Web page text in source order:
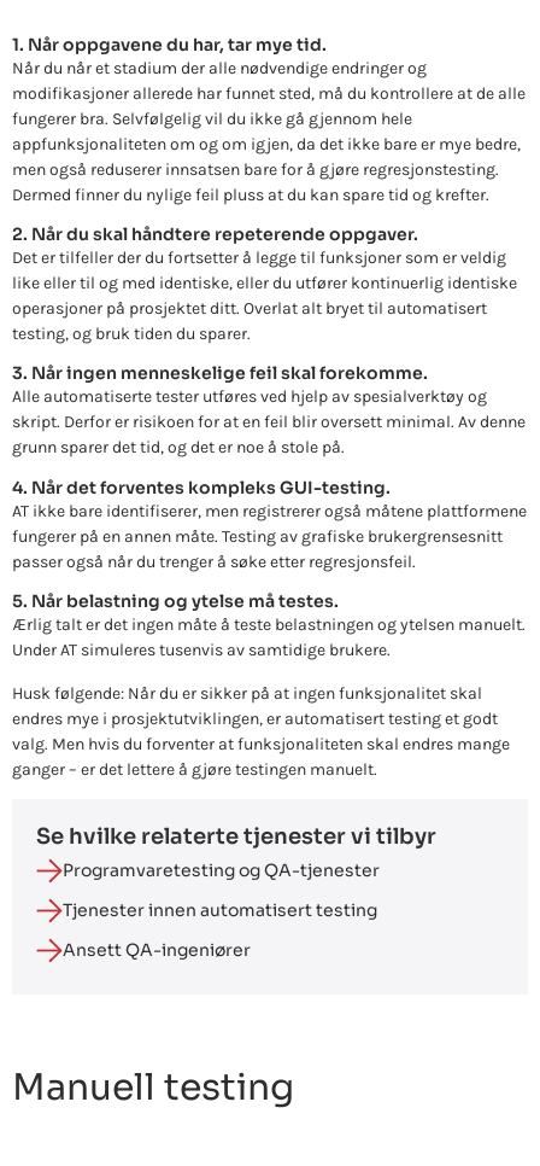
1. Når oppgavene du har, tar mye tid.
Når du når et stadium der alle nødvendige endringer og
modifikasjoner allerede har funnet sted, må du kontrollere at de alle
fungerer bra. Selvfølgelig vil du ikke gå gjennom hele
appfunksjonaliteten om og om igjen, da det ikke bare er mye bedre,
men også reduserer innsatsen bare for å gjøre regresjonstesting.
Dermed finner du nylige feil pluss at du kan spare tid og krefter.
2. Når du skal håndtere repeterende oppgaver.
Det er tilfeller der du fortsetter å legge til funksjoner som er veldig
like eller til og med identiske, eller du utfører kontinuerlig identiske
operasjoner på prosjektet ditt. Overlat alt bryet til automatisert
testing, og bruk tiden du sparer.
3. Når ingen menneskelige feil skal forekomme.
Alle automatiserte tester utføres ved hjelp av spesialverktøy og
skript. Derfor er risikoen for at en feil blir oversett minimal. Av denne
grunn sparer det tid, og det er noe å stole på.
4. Når det forventes kompleks GUI-testing.
AT ikke bare identifiserer, men registrerer også måtene plattformene
fungerer på en annen måte. Testing av grafiske brukergrensesnitt
passer også når du trenger å søke etter regresjonsfeil.
5. Når belastning og ytelse må testes.
Ærlig talt er det ingen måte å teste belastningen og ytelsen manuelt.
Under AT simuleres tusenvis av samtidige brukere.
Husk følgende: Når du er sikker på at ingen funksjonalitet skal
endres mye i prosjektutviklingen, er automatisert testing et godt
valg. Men hvis du forventer at funksjonaliteten skal endres mange
ganger – er det lettere å gjøre testingen manuelt.
Se hvilke relaterte tjenester vi tilbyr
Programvaretesting og QA-tjenester
Tjenester innen automatisert testing
Ansett QA-ingeniører
Manuell testing